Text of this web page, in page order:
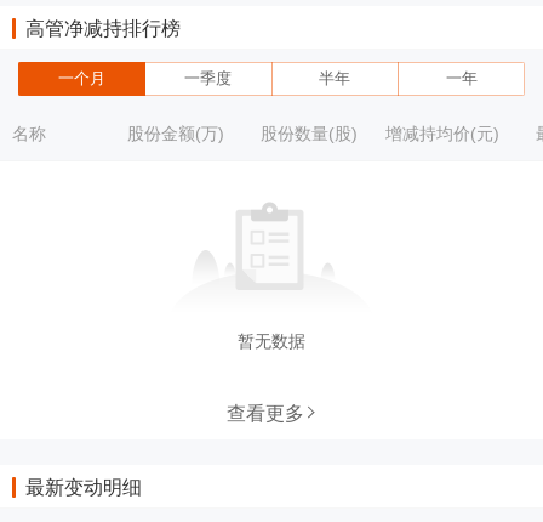
高管净减持排行榜
一个月 一季度 半年 一年
名称 股份金额(万) 股份数量(股) 增减持均价(元)
暂无数据
查看更多
最新变动明细